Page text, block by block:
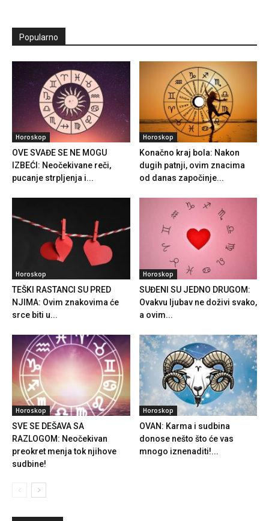
Popularno
Horoskop
OVE SVAĐE SE NE MOGU
IZBEĆI: Neočekivane reči,
pucanje strpljenja i...
Horoskop
Konačno kraj bola: Nakon
dugih patnji, ovim znacima
od danas započinje...
Horoskop
TEŠKI RASTANCI SU PRED
NJIMA: Ovim znakovima će
srce biti u...
Horoskop
SUĐENI SU JEDNO DRUGOM:
Ovakvu ljubav ne doživi svako,
a ovim...
Horoskop
SVE SE DEŠAVA SA
RAZLOGOM: Neočekivan
preokret menja tok njihove
sudbine!
Horoskop
OVAN: Karma i sudbina
donose nešto što će vas
mnogo iznenaditi!...